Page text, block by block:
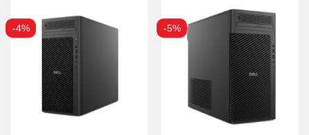
-4% -5%